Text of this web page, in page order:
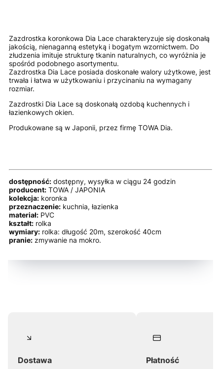
Zazdrostka koronkowa Dia Lace charakteryzuje się doskonałą
jakością, nienaganną estetyką i bogatym wzornictwem. Do
złudzenia imituje strukturę tkanin naturalnych, co wyróżnia je
spośród podobnego asortymentu.
Zazdrostka Dia Lace posiada doskonałe walory użytkowe, jest
trwała i łatwa w użytkowaniu i przycinaniu na wymagany
rozmiar.
Zazdrostki Dia Lace są doskonałą ozdobą kuchennych i
łazienkowych okien.
Produkowane są w Japonii, przez firmę TOWA Dia.
dostępność: dostępny, wysyłka w ciągu 24 godzin
producent: TOWA / JAPONIA
kolekcja: koronka
przeznaczenie: kuchnia, łazienka
materiał: PVC
kształt: rolka
wymiary: rolka: długość 20m, szerokość 40cm
pranie: zmywanie na mokro.
Dostawa Płatność